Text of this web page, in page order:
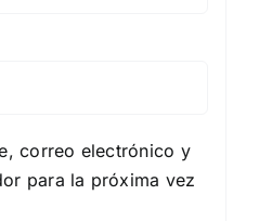
correo electrónico y
para la próxima vez